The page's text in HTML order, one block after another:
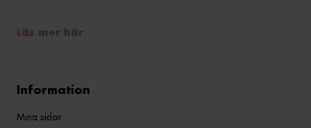
Läs mer här
Information
Mina sidor